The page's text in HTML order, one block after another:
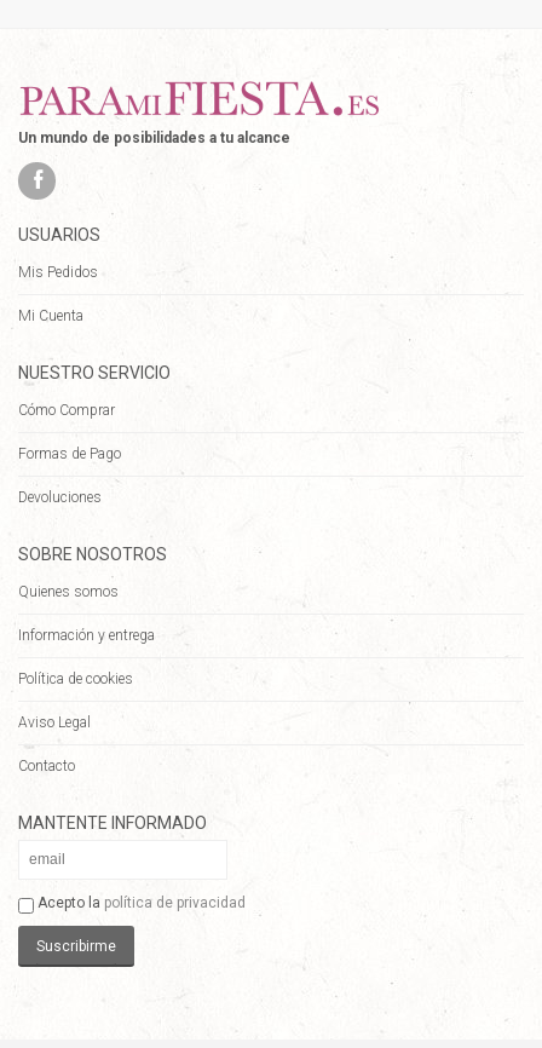
Un mundo de posibilidades a tu alcance
USUARIOS
Mis Pedidos
Mi Cuenta
NUESTRO SERVICIO
Cómo Comprar
Formas de Pago
Devoluciones
SOBRE NOSOTROS
Quienes somos
Información y entrega
Política de cookies
Aviso Legal
Contacto
MANTENTE INFORMADO
Acepto la política de privacidad
Suscribirme